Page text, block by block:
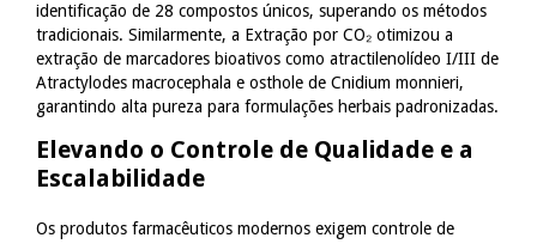
identificação de 28 compostos únicos, superando os métodos
tradicionais. Similarmente, a Extração por CO₂ otimizou a
extração de marcadores bioativos como atractilenolídeo I/III de
Atractylodes macrocephala e osthole de Cnidium monnieri,
garantindo alta pureza para formulações herbais padronizadas.
Elevando o Controle de Qualidade e a
Escalabilidade
Os produtos farmacêuticos modernos exigem controle de